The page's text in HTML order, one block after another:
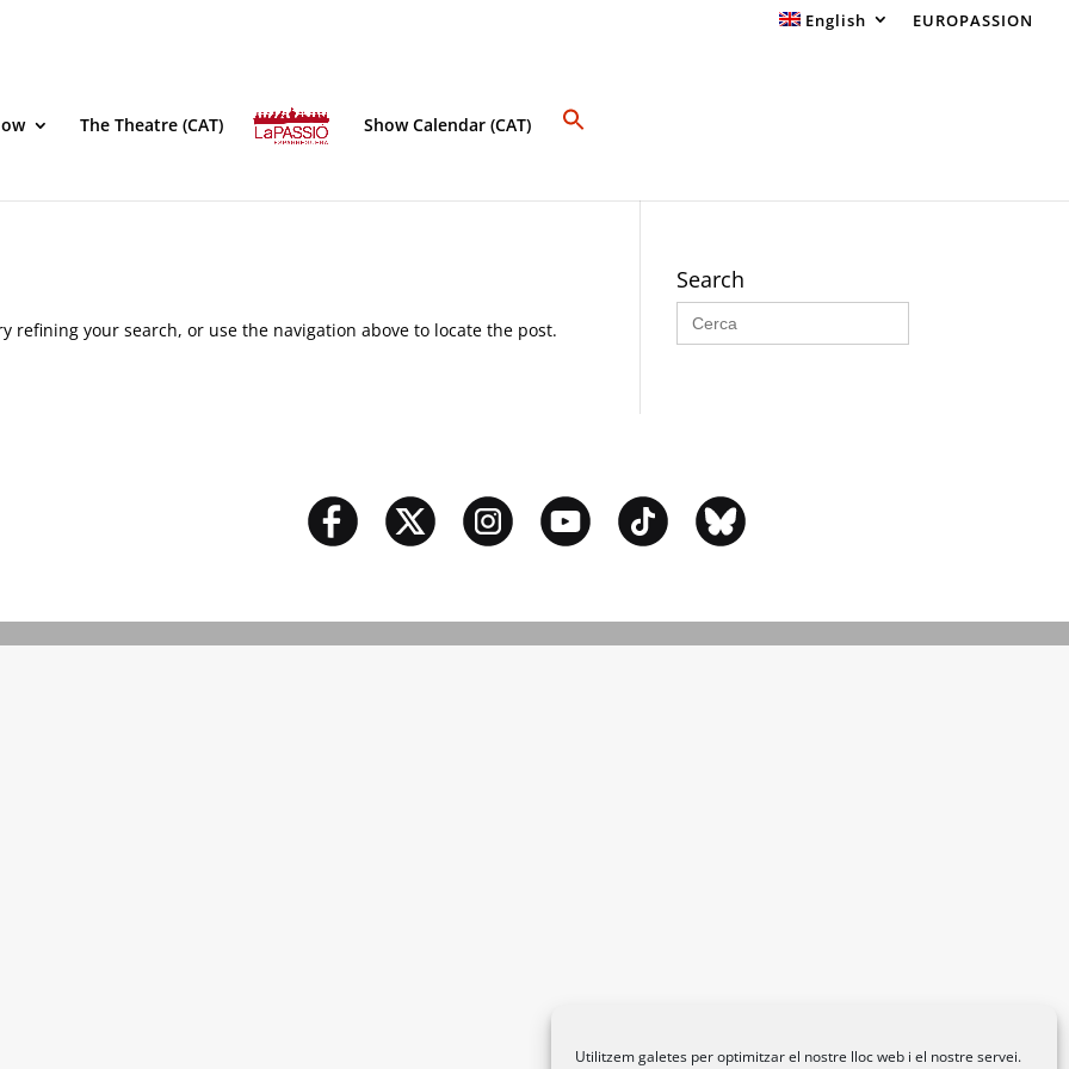
Utilitzem galetes per optimitzar el nostre lloc web i el nostre servei.
English EUROPASSION
The Theatre (CAT) Show Calendar (CAT)
refining your search, or use the navigation above to locate the post.
Search
Search
for: